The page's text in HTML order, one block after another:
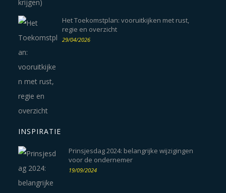
Het Toekomstplan: vooruitkijken met rust,
regie en overzicht
29/04/2026
INSPIRATIE
Prinsjesdag 2024: belangrijke wijzigingen
voor de ondernemer
19/09/2024